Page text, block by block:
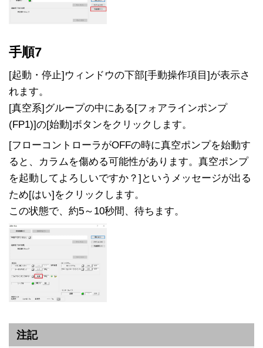
手順7
[起動・停止]ウィンドウの下部[手動操作項目]が表示さ
れます。
[真空系]グループの中にある[フォアラインポンプ
(FP1)]の[始動]ボタンをクリックします。
[フローコントローラがOFFの時に真空ポンプを始動す
ると、カラムを傷める可能性があります。真空ポンプ
を起動してよろしいですか？]というメッセージが出る
ため[はい]をクリックします。
この状態で、約5～10秒間、待ちます。
注記